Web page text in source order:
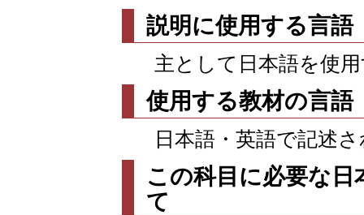
説明に使用する言語
主として日本語を使
使用する教材の言語
日本語・英語で記述
この科目に必要な
て